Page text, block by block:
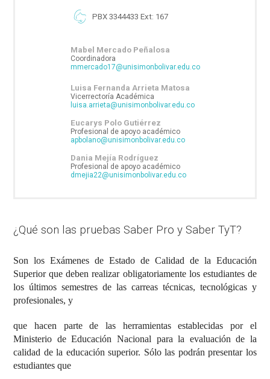
PBX 3344433 Ext: 167
Mabel Mercado Peñalosa
Coordinadora
mmercado17@unisimonbolivar.edu.co
Luisa Fernanda Arrieta Matosa
Vicerrectoría Académica
luisa.arrieta@unisimonbolivar.edu.co
Eucarys Polo Gutiérrez
Profesional de apoyo académico
apbolano@unisimonbolivar.edu.co
Dania Mejía Rodríguez
Profesional de apoyo académico
dmejia22@unisimonbolivar.edu.co
¿Qué son las pruebas Saber Pro y Saber TyT?
Son los Exámenes de Estado de Calidad de la Educación
Superior que deben realizar obligatoriamente los estudiantes de
los últimos semestres de las carreas técnicas, tecnológicas y
profesionales, y
que hacen parte de las herramientas establecidas por el
Ministerio de Educación Nacional para la evaluación de la
calidad de la educación superior. Sólo las podrán presentar los
estudiantes que